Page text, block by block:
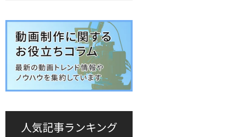
人気記事ランキング